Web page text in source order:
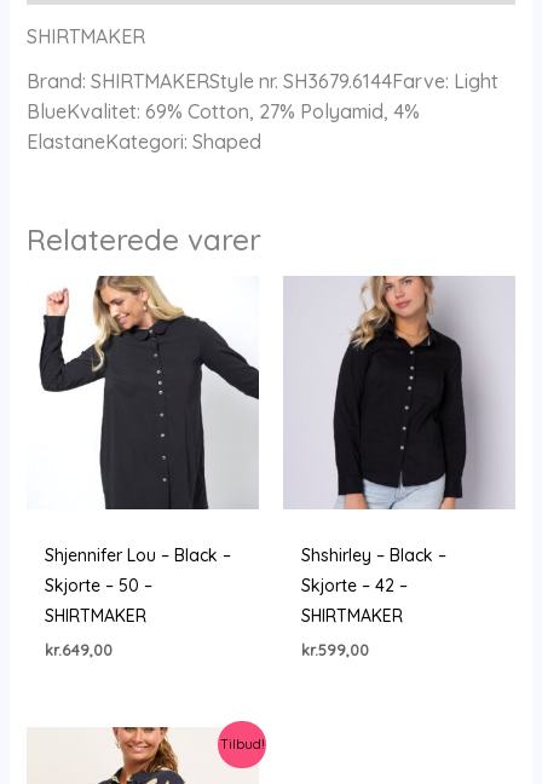
SHIRTMAKER
Brand: SHIRTMAKERStyle nr. SH3679.6144Farve: Light
BlueKvalitet: 69% Cotton, 27% Polyamid, 4%
ElastaneKategori: Shaped
Relaterede varer
Shjennifer Lou – Black –
Skjorte – 50 –
SHIRTMAKER
kr.649,00
Shshirley – Black –
Skjorte – 42 –
SHIRTMAKER
kr.599,00
Tilbud!